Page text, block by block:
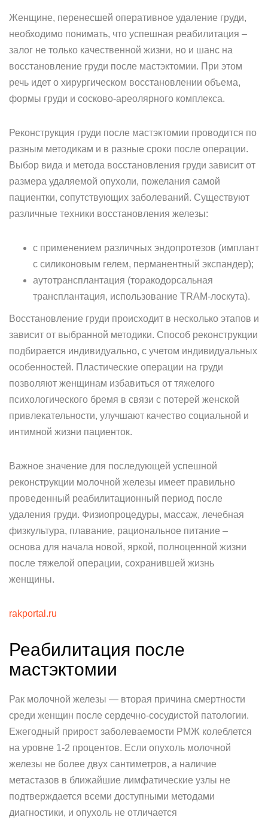
Женщине, перенесшей оперативное удаление груди,
необходимо понимать, что успешная реабилитация –
залог не только качественной жизни, но и шанс на
восстановление груди после мастэктомии. При этом
речь идет о хирургическом восстановлении объема,
формы груди и сосково-ареолярного комплекса.
Реконструкция груди после мастэктомии проводится по
разным методикам и в разные сроки после операции.
Выбор вида и метода восстановления груди зависит от
размера удаляемой опухоли, пожелания самой
пациентки, сопутствующих заболеваний. Существуют
различные техники восстановления железы:
с применением различных эндопротезов (имплант
с силиконовым гелем, перманентный экспандер);
аутотрансплантация (торакодорсальная
трансплантация, использование TRAM-лоскута).
Восстановление груди происходит в несколько этапов и
зависит от выбранной методики. Способ реконструкции
подбирается индивидуально, с учетом индивидуальных
особенностей. Пластические операции на груди
позволяют женщинам избавиться от тяжелого
психологического бремя в связи с потерей женской
привлекательности, улучшают качество социальной и
интимной жизни пациенток.
Важное значение для последующей успешной
реконструкции молочной железы имеет правильно
проведенный реабилитационный период после
удаления груди. Физиопроцедуры, массаж, лечебная
физкультура, плавание, рациональное питание –
основа для начала новой, яркой, полноценной жизни
после тяжелой операции, сохранившей жизнь
женщины.
rakportal.ru
Реабилитация после
мастэктомии
Рак молочной железы — вторая причина смертности
среди женщин после сердечно-сосудистой патологии.
Ежегодный прирост заболеваемости РМЖ колеблется
на уровне 1-2 процентов. Если опухоль молочной
железы не более двух сантиметров, а наличие
метастазов в ближайшие лимфатические узлы не
подтверждается всеми доступными методами
диагностики, и опухоль не отличается